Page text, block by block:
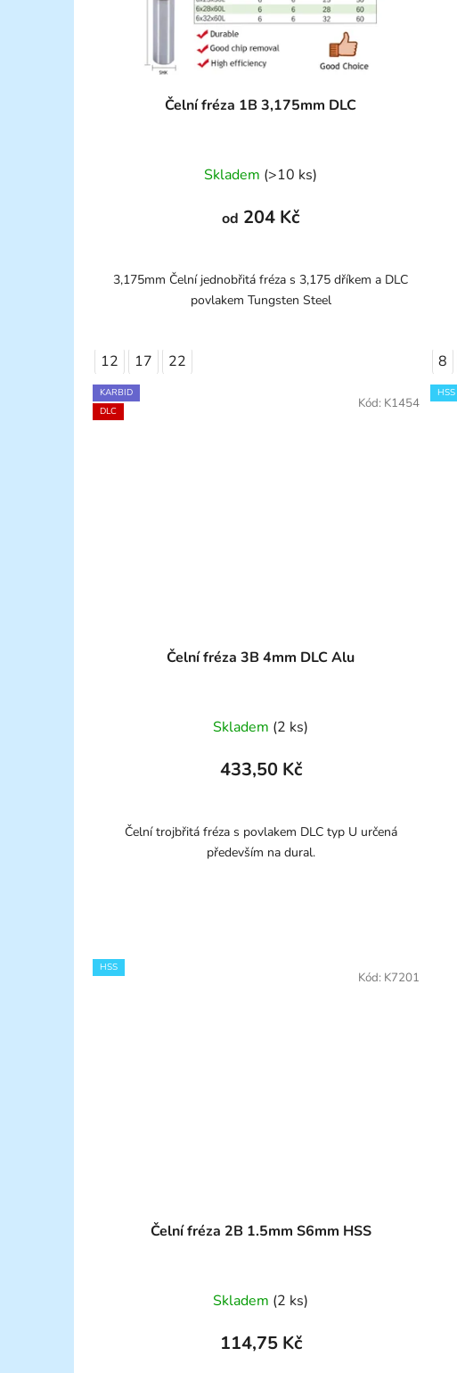
Čelní fréza 1B 3,175mm DLC
Skladem (>10 ks)
od 204 Kč
3,175mm Čelní jednobřitá fréza s 3,175 dříkem a DLC
povlakem Tungsten Steel
12 17 22 8
KARBID
DLC
Čelní fréza 3B 4mm DLC Alu
Skladem (2 ks)
433,50 Kč
Čelní trojbřitá fréza s povlakem DLC typ U určená
především na dural.
Kód: K1454
HSS
HSS
Čelní fréza 2B 1.5mm S6mm HSS
Skladem (2 ks)
114,75 Kč
Kód: K7201